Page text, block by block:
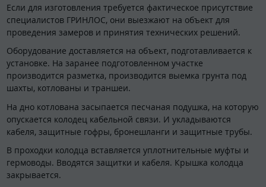
Если для изготовления требуется фактическое присутствие
специалистов ГРИНЛОС, они выезжают на объект для
проведения замеров и принятия технических решений.
Оборудование доставляется на объект, подготавливается к
установке. На заранее подготовленном участке
производится разметка, производится выемка грунта под
шахты, котлованы и траншеи.
На дно котлована засыпается песчаная подушка, на которую
опускается колодец кабельной связи. И укладываются
кабеля, защитные гофры, бронешланги и защитные трубы.
В проходки колодца вставляется уплотнительные муфты и
гермоводы. Вводятся защитки и кабеля. Крышка колодца
закрывается.